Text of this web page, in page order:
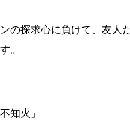
の探求心に負けて、友人
。
知火」